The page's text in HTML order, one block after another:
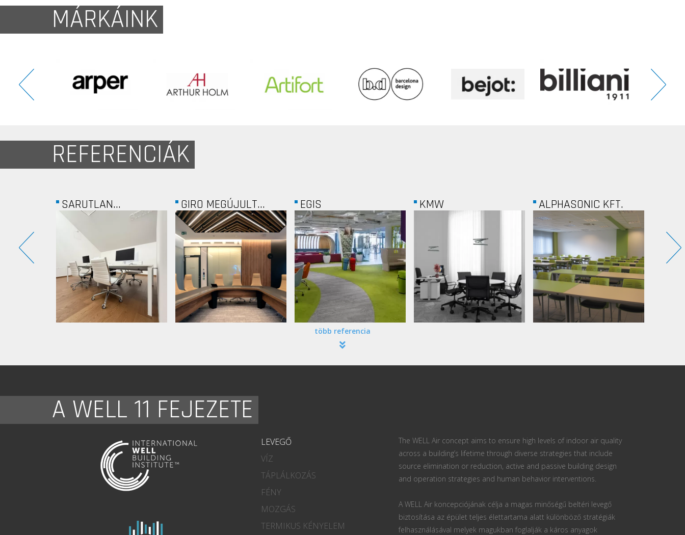
MÁRKÁINK
REFERENCIÁK
SARUTLAN... GIRO MEGÚJULT... EGIS ALPHASONIC KFT. EMERSON
több referencia
A WELL 11 FEJEZETE
LEVEGŐ
VÍZ
TÁPLÁLKOZÁS
FÉNY
MOZGÁS
TERMIKUS KÉNYELEM
The WELL Air concept aims to ensure high levels of indoor air quality
across a building’s lifetime through diverse strategies that include
source elimination or reduction, active and passive building design
and operation strategies and human behavior interventions.
A WELL Air koncepciójának célja a magas minőségű beltéri levegő
biztosítása az épület teljes élettartama alatt különböző stratégiák
felhasználásával melyek magukban foglalják a káros anyagok